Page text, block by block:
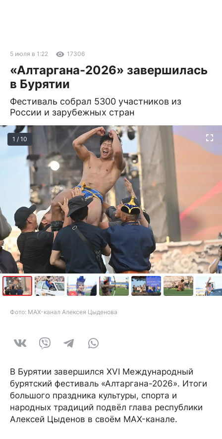
5 июля в 1:22 17306
«Алтаргана-2026» завершилась
в Бурятии
Фестиваль собрал 5300 участников из
России и зарубежных стран
1 / 10
Фото: MAX-канал Алексея Цыденова
В Бурятии завершился XVI Международный
бурятский фестиваль «Алтаргана-2026». Итоги
большого праздника культуры, спорта и
народных традиций подвёл глава республики
Алексей Цыденов в своём MAX-канале.